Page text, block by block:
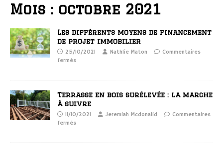
Mois : octobre 2021
Les différents moyens de financement
de projet immobilier
25/10/2021 Nathlie Maton
Commentaires
fermés
Terrasse en bois surélevée : la marche
à suivre
11/10/2021 Jeremiah Mcdonalid
Commentaires
fermés